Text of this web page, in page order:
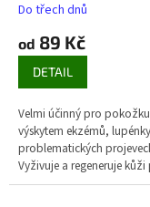
Do třech dnů
od 89 Kč
DETAIL
Velmi účinný pro
výskytem ekzémů,
problematických
Vyživuje a regeneruje kůži
popáleninách